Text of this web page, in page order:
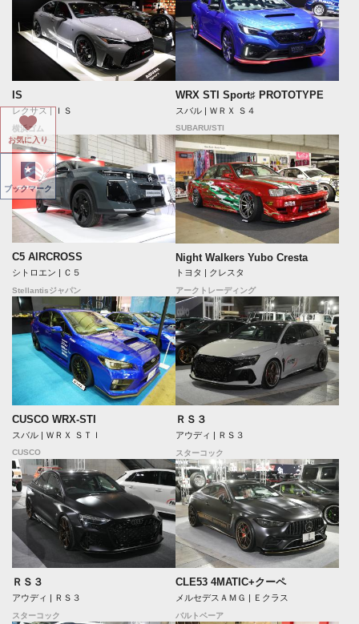
IS
レクサス | ＩＳ
横浜ゴム
WRX STI Sport♯ PROTOTYPE
スバル | ＷＲＸ Ｓ４
SUBARU/STI
C5 AIRCROSS
シトロエン | Ｃ５
Stellantisジャパン
Night Walkers Yubo Cresta
トヨタ | クレスタ
アークトレーディング
CUSCO WRX-STI
スバル | ＷＲＸ ＳＴＩ
CUSCO
ＲＳ３
アウディ | ＲＳ３
スターコック
ＲＳ３
アウディ | ＲＳ３
スターコック
CLE53 4MATIC+クーペ
メルセデスＡＭＧ | Ｅクラス
バルトベーア
お気に入り
ブックマーク